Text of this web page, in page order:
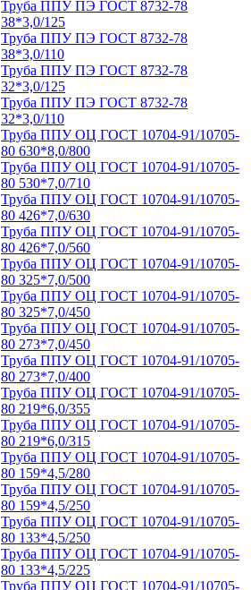
Труба ППУ ПЭ ГОСТ 8732-78
38*3,0/125
Труба ППУ ПЭ ГОСТ 8732-78
38*3,0/110
Труба ППУ ПЭ ГОСТ 8732-78
32*3,0/125
Труба ППУ ПЭ ГОСТ 8732-78
32*3,0/110
Труба ППУ ОЦ ГОСТ 10704-91/10705-
80 630*8,0/800
Труба ППУ ОЦ ГОСТ 10704-91/10705-
80 530*7,0/710
Труба ППУ ОЦ ГОСТ 10704-91/10705-
80 426*7,0/630
Труба ППУ ОЦ ГОСТ 10704-91/10705-
80 426*7,0/560
Труба ППУ ОЦ ГОСТ 10704-91/10705-
80 325*7,0/500
Труба ППУ ОЦ ГОСТ 10704-91/10705-
80 325*7,0/450
Труба ППУ ОЦ ГОСТ 10704-91/10705-
80 273*7,0/450
Труба ППУ ОЦ ГОСТ 10704-91/10705-
80 273*7,0/400
Труба ППУ ОЦ ГОСТ 10704-91/10705-
80 219*6,0/355
Труба ППУ ОЦ ГОСТ 10704-91/10705-
80 219*6,0/315
Труба ППУ ОЦ ГОСТ 10704-91/10705-
80 159*4,5/280
Труба ППУ ОЦ ГОСТ 10704-91/10705-
80 159*4,5/250
Труба ППУ ОЦ ГОСТ 10704-91/10705-
80 133*4,5/250
Труба ППУ ОЦ ГОСТ 10704-91/10705-
80 133*4,5/225
Труба ППУ ОЦ ГОСТ 10704-91/10705-